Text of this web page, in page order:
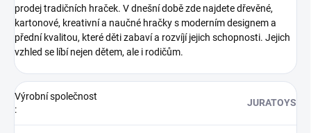
prodej tradičních hraček. V dnešní době zde najdete dřevěné,
kartonové, kreativní a naučné hračky s moderním designem a
přední kvalitou, které děti zabaví a rozvíjí jejich schopnosti. Jejich
vzhled se líbí nejen dětem, ale i rodičům.
Výrobní společnost
:
JURATOYS